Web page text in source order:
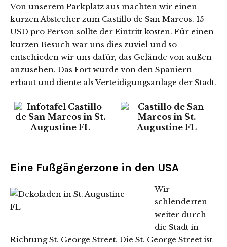
Von unserem Parkplatz aus machten wir einen
kurzen Abstecher zum Castillo de San Marcos. 15
USD pro Person sollte der Eintritt kosten. Für einen
kurzen Besuch war uns dies zuviel und so
entschieden wir uns dafür, das Gelände von außen
anzusehen. Das Fort wurde von den Spaniern
erbaut und diente als Verteidigungsanlage der Stadt.
Eine Fußgängerzone in den USA
Wir
schlenderten
weiter durch
die Stadt in
Richtung St. George Street. Die St. George Street ist